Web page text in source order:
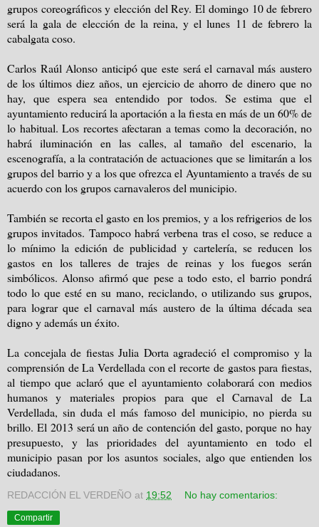
grupos coreográficos y elección del Rey. El domingo 10 de febrero
será la gala de elección de la reina, y el lunes 11 de febrero la
cabalgata coso.
Carlos Raúl Alonso anticipó que este será el carnaval más austero
de los últimos diez años, un ejercicio de ahorro de dinero que no
hay, que espera sea entendido por todos. Se estima que el
ayuntamiento reducirá la aportación a la fiesta en más de un 60% de
lo habitual. Los recortes afectaran a temas como la decoración, no
habrá iluminación en las calles, al tamaño del escenario, la
escenografía, a la contratación de actuaciones que se limitarán a los
grupos del barrio y a los que ofrezca el Ayuntamiento a través de su
acuerdo con los grupos carnavaleros del municipio.
También se recorta el gasto en los premios, y a los refrigerios de los
grupos invitados. Tampoco habrá verbena tras el coso, se reduce a
lo mínimo la edición de publicidad y cartelería, se reducen los
gastos en los talleres de trajes de reinas y los fuegos serán
simbólicos. Alonso afirmó que pese a todo esto, el barrio pondrá
todo lo que esté en su mano, reciclando, o utilizando sus grupos,
para lograr que el carnaval más austero de la última década sea
digno y además un éxito.
La concejala de fiestas Julia Dorta agradeció el compromiso y la
comprensión de La Verdellada con el recorte de gastos para fiestas,
al tiempo que aclaró que el ayuntamiento colaborará con medios
humanos y materiales propios para que el Carnaval de La
Verdellada, sin duda el más famoso del municipio, no pierda su
brillo. El 2013 será un año de contención del gasto, porque no hay
presupuesto, y las prioridades del ayuntamiento en todo el
municipio pasan por los asuntos sociales, algo que entienden los
ciudadanos.
REDACCIÓN EL VERDEÑO at 19:52 No hay comentarios:
Compartir